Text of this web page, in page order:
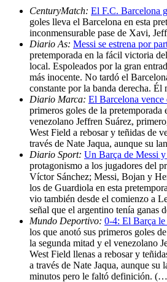
CenturyMatch: El F.C. Barcelona
goles lleva el Barcelona en esta
inconmensurable pase de Xavi,
Diario As: Messi se estrena por
pretemporada en la fácil victoria
local. Espoleados por la gran
más inocente. No tardó el
constante por la banda derecha.
Diario Marca: El Barcelona vence
primeros goles de la
venezolano Jeffren Suárez,
West Field a rebosar y teñidas de
través de Nate Jaqua, aunque su
Diario Sport: Un Barça de Messi y
protagonismo a los jugadores del
Víctor Sánchez; Messi, Bojan y
los de Guardiola en esta
vio también desde el comienzo a
señal que el argentino tenía
Mundo Deportivo: 0-4: El Barça le
los que anotó sus primeros goles
la segunda mitad y el venezolano
West Field llenas a rebosar y
a través de Nate Jaqua, aunque
minutos pero le faltó definición.